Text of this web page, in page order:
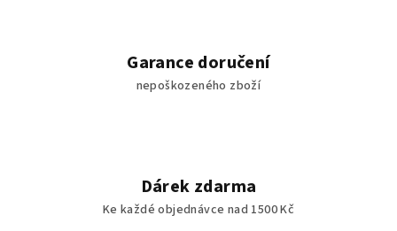
Garance doručení
nepoškozeného zboží
Dárek zdarma
Ke každé objednávce nad 1500 Kč